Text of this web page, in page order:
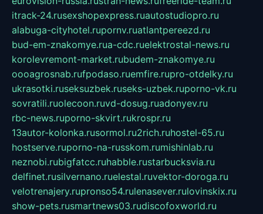
itrack-24.rusexshopexpress.ruautostudiopro.ru
alabuga-cityhotel.rupornv.ruatlantpereezd.ru
bud-em-znakomye.rua-cdc.ruelektrostal-news.ru
korolevremont-market.rubudem-znakomye.ru
oooagrosnab.rufpodaso.ruemfire.rupro-otdelky.ru
ukrasotki.ruseksuzbek.ruseks-uzbek.ruporno-vk.ru
sovratili.ruolecoon.ruvd-dosug.ruadonyev.ru
rbc-news.ruporno-skvirt.rukrospr.ru
13autor-kolonka.rusormol.ru2rich.ruhostel-65.ru
hostserve.ruporno-na-russkom.rumishinlab.ru
neznobi.rubigfatcc.ruhabble.rustarbucksvia.ru
delfinet.rusilvernano.ruelestal.ruvektor-doroga.ru
velotrenajery.rupronso54.rulenasever.rulovinskix.ru
show-pets.rusmartnews03.rudiscofoxworld.ru